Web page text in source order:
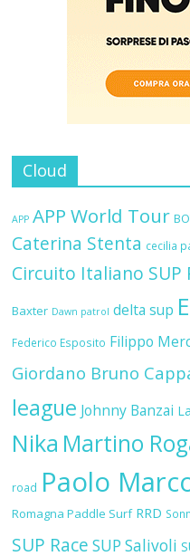
Cloud
APP APP World Tour
Caterina Stenta cecilia
Circuito Italiano SUP
Baxter Dawn patrol delta sup
Federico Esposito Filippo
Giordano Bruno
league Johnny Banzai
Nika Martino
road Paolo
Romagna Paddle Surf RRD
SUP Race SUP Salivoli